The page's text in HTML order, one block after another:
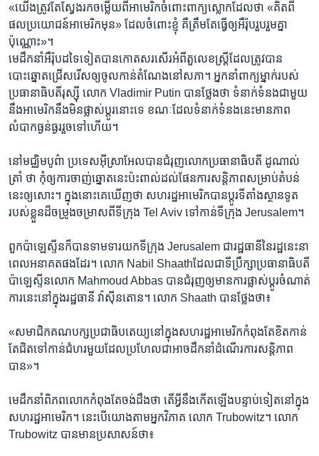
«យើង​ត្រូវ​តែ​ស្វែងរក​ចម្លើយ​ពី​អាមេរិក​ចំពោះ​ពាក្យស្លោក​ដែល​ថា «គិត​ពី​
ផលប្រយោជន៍​អាមេរិក​មុន» ដែល​ចំពោះ​ខ្ញុំ គឺ​ត្រឹម​តែ​ធ្វើ​ឲ្យ​អឺរ៉ុប​រួបរួម​គ្នា​
ប៉ុណ្ណោះ»។ ​
មេដឹកនាំ​អឺរ៉ុប​ដទៃទៀត​បាន​កោតសរសើរ​អំពី​តួលេខ​ស្ត្រី​ដែល​ត្រូវ​បាន​
បោះឆ្នោតជ្រើសរើស​ឲ្យ​ចូល​កាន់​តំណែង​នៅ​សភា។ អ្នក​នាំ​ពាក្យ​ម្នាក់​របស់​
ប្រធានាធិបតី​រុស្ស៊ី លោក Vladimir Putin បាន​ថ្លែង​ថា ទំនាក់ទំនង​ជាមួយ​
នឹង​អាមេរិក​នឹង​មិន​ផ្លាស់ប្ដូរ​នោះ​ទេ ខណៈ​ដែល​ទំនាក់ទំនង​នេះ​មាន​ភាព​
លំបាក​ធ្ងន់ធ្ងរ​រួច​ទៅ​ហើយ។ ​
នៅ​មជ្ឈិមបូព៌ា ប្រទេស​អ៊ីស្រាអែល​បាន​ជំរុញ​លោក​ប្រធានាធិបតី ដូណាល់
ត្រាំ ថា កុំ​ឲ្យ​ការ​ចាញ់​ឆ្នោត​នេះ​ប៉ះពាល់​ដល់​ផែនការ​សន្តិភាព​សម្រាប់​តំបន់​
នេះ​ឲ្យ​សោះ។ ក្នុង​នោះ​គេ​ឃើញ​ថា សហរដ្ឋអាមេរិក​បាន​ប្តូរ​ទីតាំង​ស្ថានទូត​
របស់​ខ្លួន​ដ៏​ចម្រូងចម្រាស​ពី​ទីក្រុង Tel Aviv ទៅ​កាន់​ទីក្រុង Jerusalem។ ​
ពួក​ប៉ាឡេស្ទីន​ក៏​បាន​ទាមទារ​យក​ទីក្រុង Jerusalem ជា​រដ្ឋធានី​នៃ​រដ្ឋ​នេះ​នា​
ពេល​អនាគត​ផង​ដែរ។ លោក Nabil Shaathដែល​ជា​ទីប្រឹក្សា​ប្រធានាធិបតី​
ប៉ាឡេស្ទីនលោក Mahmoud Abbas បាន​ជំរុញ​ឲ្យ​មាន​ការ​ផ្លាស់ប្ដូរ​ចំណាត់
ការ​នេះ​នៅ​ក្នុង​រដ្ឋធានី វ៉ាស៊ីនតោន។ លោក Shaath បាន​ថ្លែង​ថា៖
«សមាជិក​គណបក្ស​ប្រជាធិបតេយ្យ​នៅ​ក្នុង​សហរដ្ឋអាមេរិក​កំពុង​តែ​ខិត​កាន់​
តែ​ជិត​ទៅ​កាន់​ជំហរ​មួយ​ដែល​ប្រហែល​ជា​អាច​ដឹកនាំ​ដំណើរការ​សន្តិភាព​
បាន​»។
មេដឹកនាំ​ពិភពលោក​កំពុង​តែ​ចង់​ដឹង​ថា តើ​អ្វី​នឹង​កើតឡើង​បន្ទាប់​ទៀត​នៅ​ក្នុង​
សហរដ្ឋអាមេរិក។ នេះ​បើយោង​តាម​អ្នក​វិភាគ លោក Trubowitz។ លោក
Trubowitz បាន​មាន​ប្រសាសន៍​ថា៖ ​